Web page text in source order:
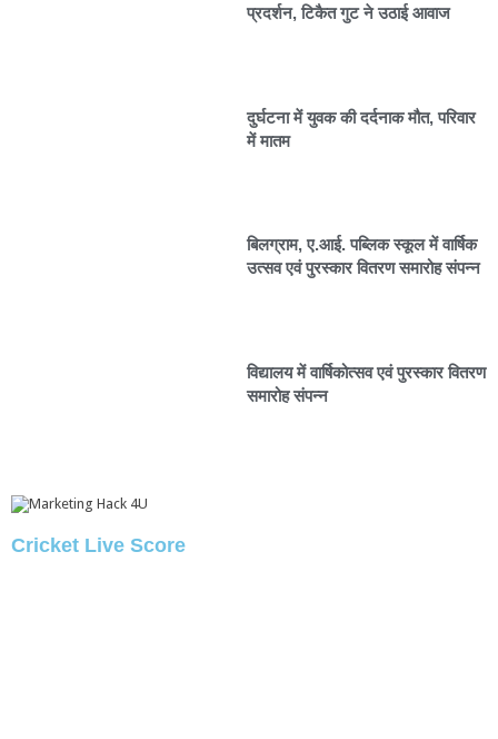
प्रदर्शन, टिकैत गुट ने उठाई आवाज
दुर्घटना में युवक की दर्दनाक मौत, परिवार
में मातम
बिलग्राम, ए.आई. पब्लिक स्कूल में वार्षिक
उत्सव एवं पुरस्कार वितरण समारोह संपन्न
विद्यालय में वार्षिकोत्सव एवं पुरस्कार वितरण
समारोह संपन्न
Cricket Live Score